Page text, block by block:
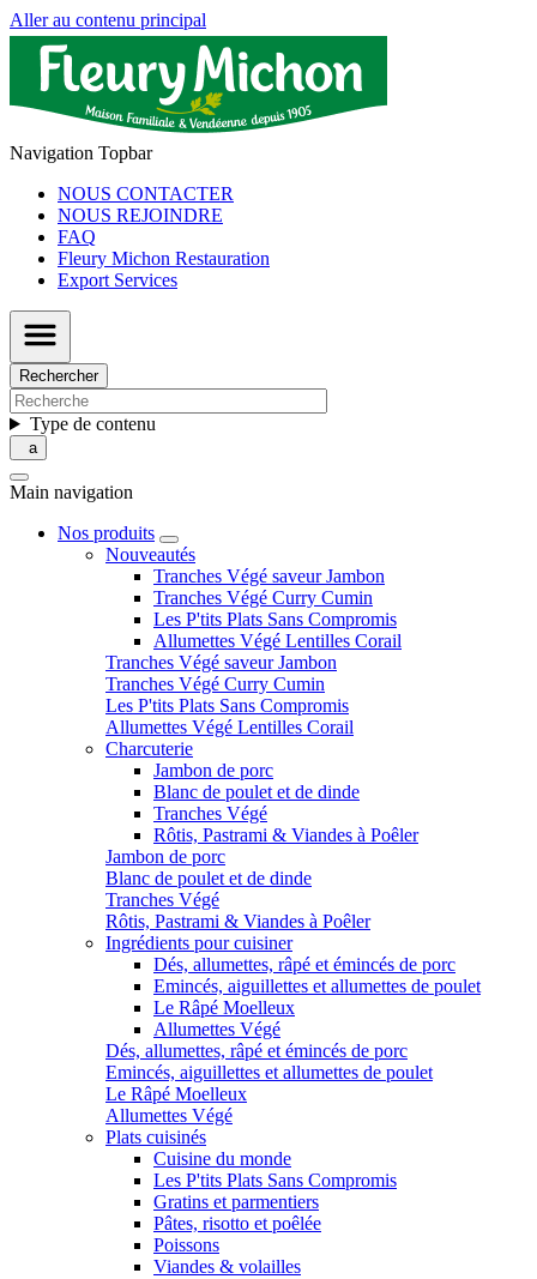
Aller au contenu principal
Navigation Topbar
NOUS CONTACTER
NOUS REJOINDRE
FAQ
Fleury Michon Restauration
Export Services
Rechercher
Type de contenu
Main navigation
Nos produits
Nouveautés
Tranches Végé saveur Jambon
Tranches Végé Curry Cumin
Les P'tits Plats Sans Compromis
Allumettes Végé Lentilles Corail
Tranches Végé saveur Jambon
Tranches Végé Curry Cumin
Les P'tits Plats Sans Compromis
Allumettes Végé Lentilles Corail
Charcuterie
Jambon de porc
Blanc de poulet et de dinde
Tranches Végé
Rôtis, Pastrami & Viandes à Poêler
Jambon de porc
Blanc de poulet et de dinde
Tranches Végé
Rôtis, Pastrami & Viandes à Poêler
Ingrédients pour cuisiner
Dés, allumettes, râpé et émincés de porc
Emincés, aiguillettes et allumettes de poulet
Le Râpé Moelleux
Allumettes Végé
Dés, allumettes, râpé et émincés de porc
Emincés, aiguillettes et allumettes de poulet
Le Râpé Moelleux
Allumettes Végé
Plats cuisinés
Cuisine du monde
Les P'tits Plats Sans Compromis
Gratins et parmentiers
Pâtes, risotto et poêlée
Poissons
Viandes & volailles